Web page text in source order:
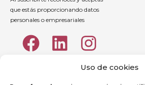
Uso de cookies
que estás proporcionando datos
personales o empresariales